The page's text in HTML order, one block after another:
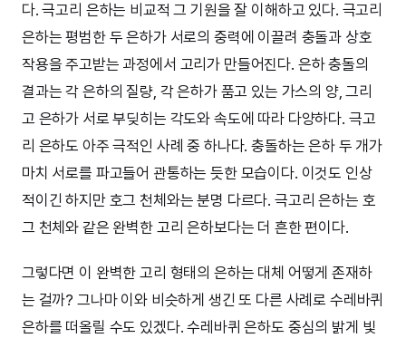
다. 극고리 은하는 비교적 그 기원을 잘 이해하고 있다. 극고리
은하는 평범한 두 은하가 서로의 중력에 이끌려 충돌과 상호
작용을 주고받는 과정에서 고리가 만들어진다. 은하 충돌의
결과는 각 은하의 질량, 각 은하가 품고 있는 가스의 양, 그리
고 은하가 서로 부딪히는 각도와 속도에 따라 다양하다. 극고
리 은하도 아주 극적인 사례 중 하나다. 충돌하는 은하 두 개가
마치 서로를 파고들어 관통하는 듯한 모습이다. 이것도 인상
적이긴 하지만 호그 천체와는 분명 다르다. 극고리 은하는 호
그 천체와 같은 완벽한 고리 은하보다는 더 흔한 편이다.
그렇다면 이 완벽한 고리 형태의 은하는 대체 어떻게 존재하
는 걸까? 그나마 이와 비슷하게 생긴 또 다른 사례로 수레바퀴
은하를 떠올릴 수도 있겠다. 수레바퀴 은하도 중심의 밝게 빛